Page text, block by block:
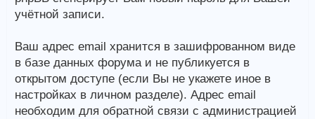
учётной записи.
Ваш адрес email хранится в зашифрованном виде
в базе данных форума и не публикуется в
открытом доступе (если Вы не укажете иное в
настройках в личном разделе). Адрес email
необходим для обратной связи с администрацией